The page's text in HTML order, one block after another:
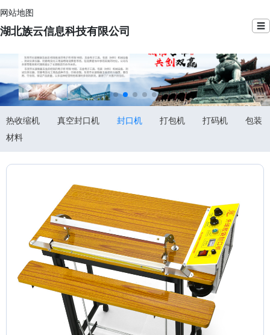
网站地图
湖北族云信息科技有限公司 ☰
热收缩机 真空封口机 封口机 打包机 打码机
包装
材料